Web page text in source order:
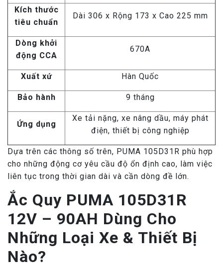
Kích thước
tiêu chuẩn
Dài 306 x Rộng 173 x Cao 225 mm
Dòng khởi
động CCA
670A
Xuất xứ Hàn Quốc
Bảo hành 9 tháng
Ứng dụng
Xe tải nặng, xe nâng dầu, máy phát
điện, thiết bị công nghiệp
Dựa trên các thông số trên, PUMA 105D31R phù hợp
cho những động cơ yêu cầu độ ổn định cao, làm việc
liên tục trong thời gian dài và cần dòng đề lớn.
Ắc Quy PUMA 105D31R
12V – 90AH Dùng Cho
Những Loại Xe & Thiết Bị
Nào?